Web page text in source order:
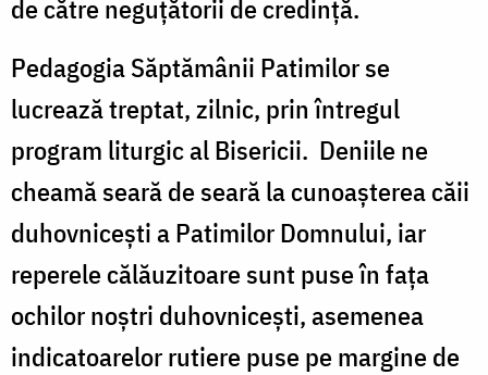
de către neguţătorii de credinţă.
Pedagogia Săptămânii Patimilor se
lucrează treptat, zilnic, prin întregul
program liturgic al Bisericii. Deniile ne
cheamă seară de seară la cunoaşterea căii
duhovniceşti a Patimilor Domnului, iar
reperele călăuzitoare sunt puse în faţa
ochilor noştri duhovniceşti, asemenea
indicatoarelor rutiere puse pe margine de